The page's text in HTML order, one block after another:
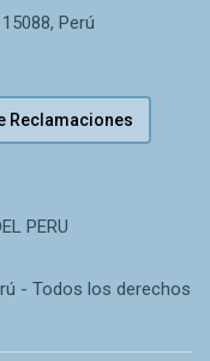
Perú
Reclamaciones
PERU
- Todos los derechos